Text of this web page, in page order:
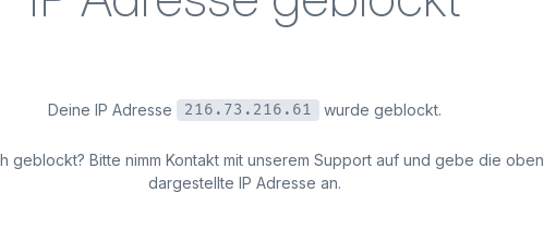
Deine IP Adresse 216.73.216.61 wurde geblockt.
geblockt? Bitte nimm Kontakt mit unserem Support auf und gebe die oben
dargestellte IP Adresse an.